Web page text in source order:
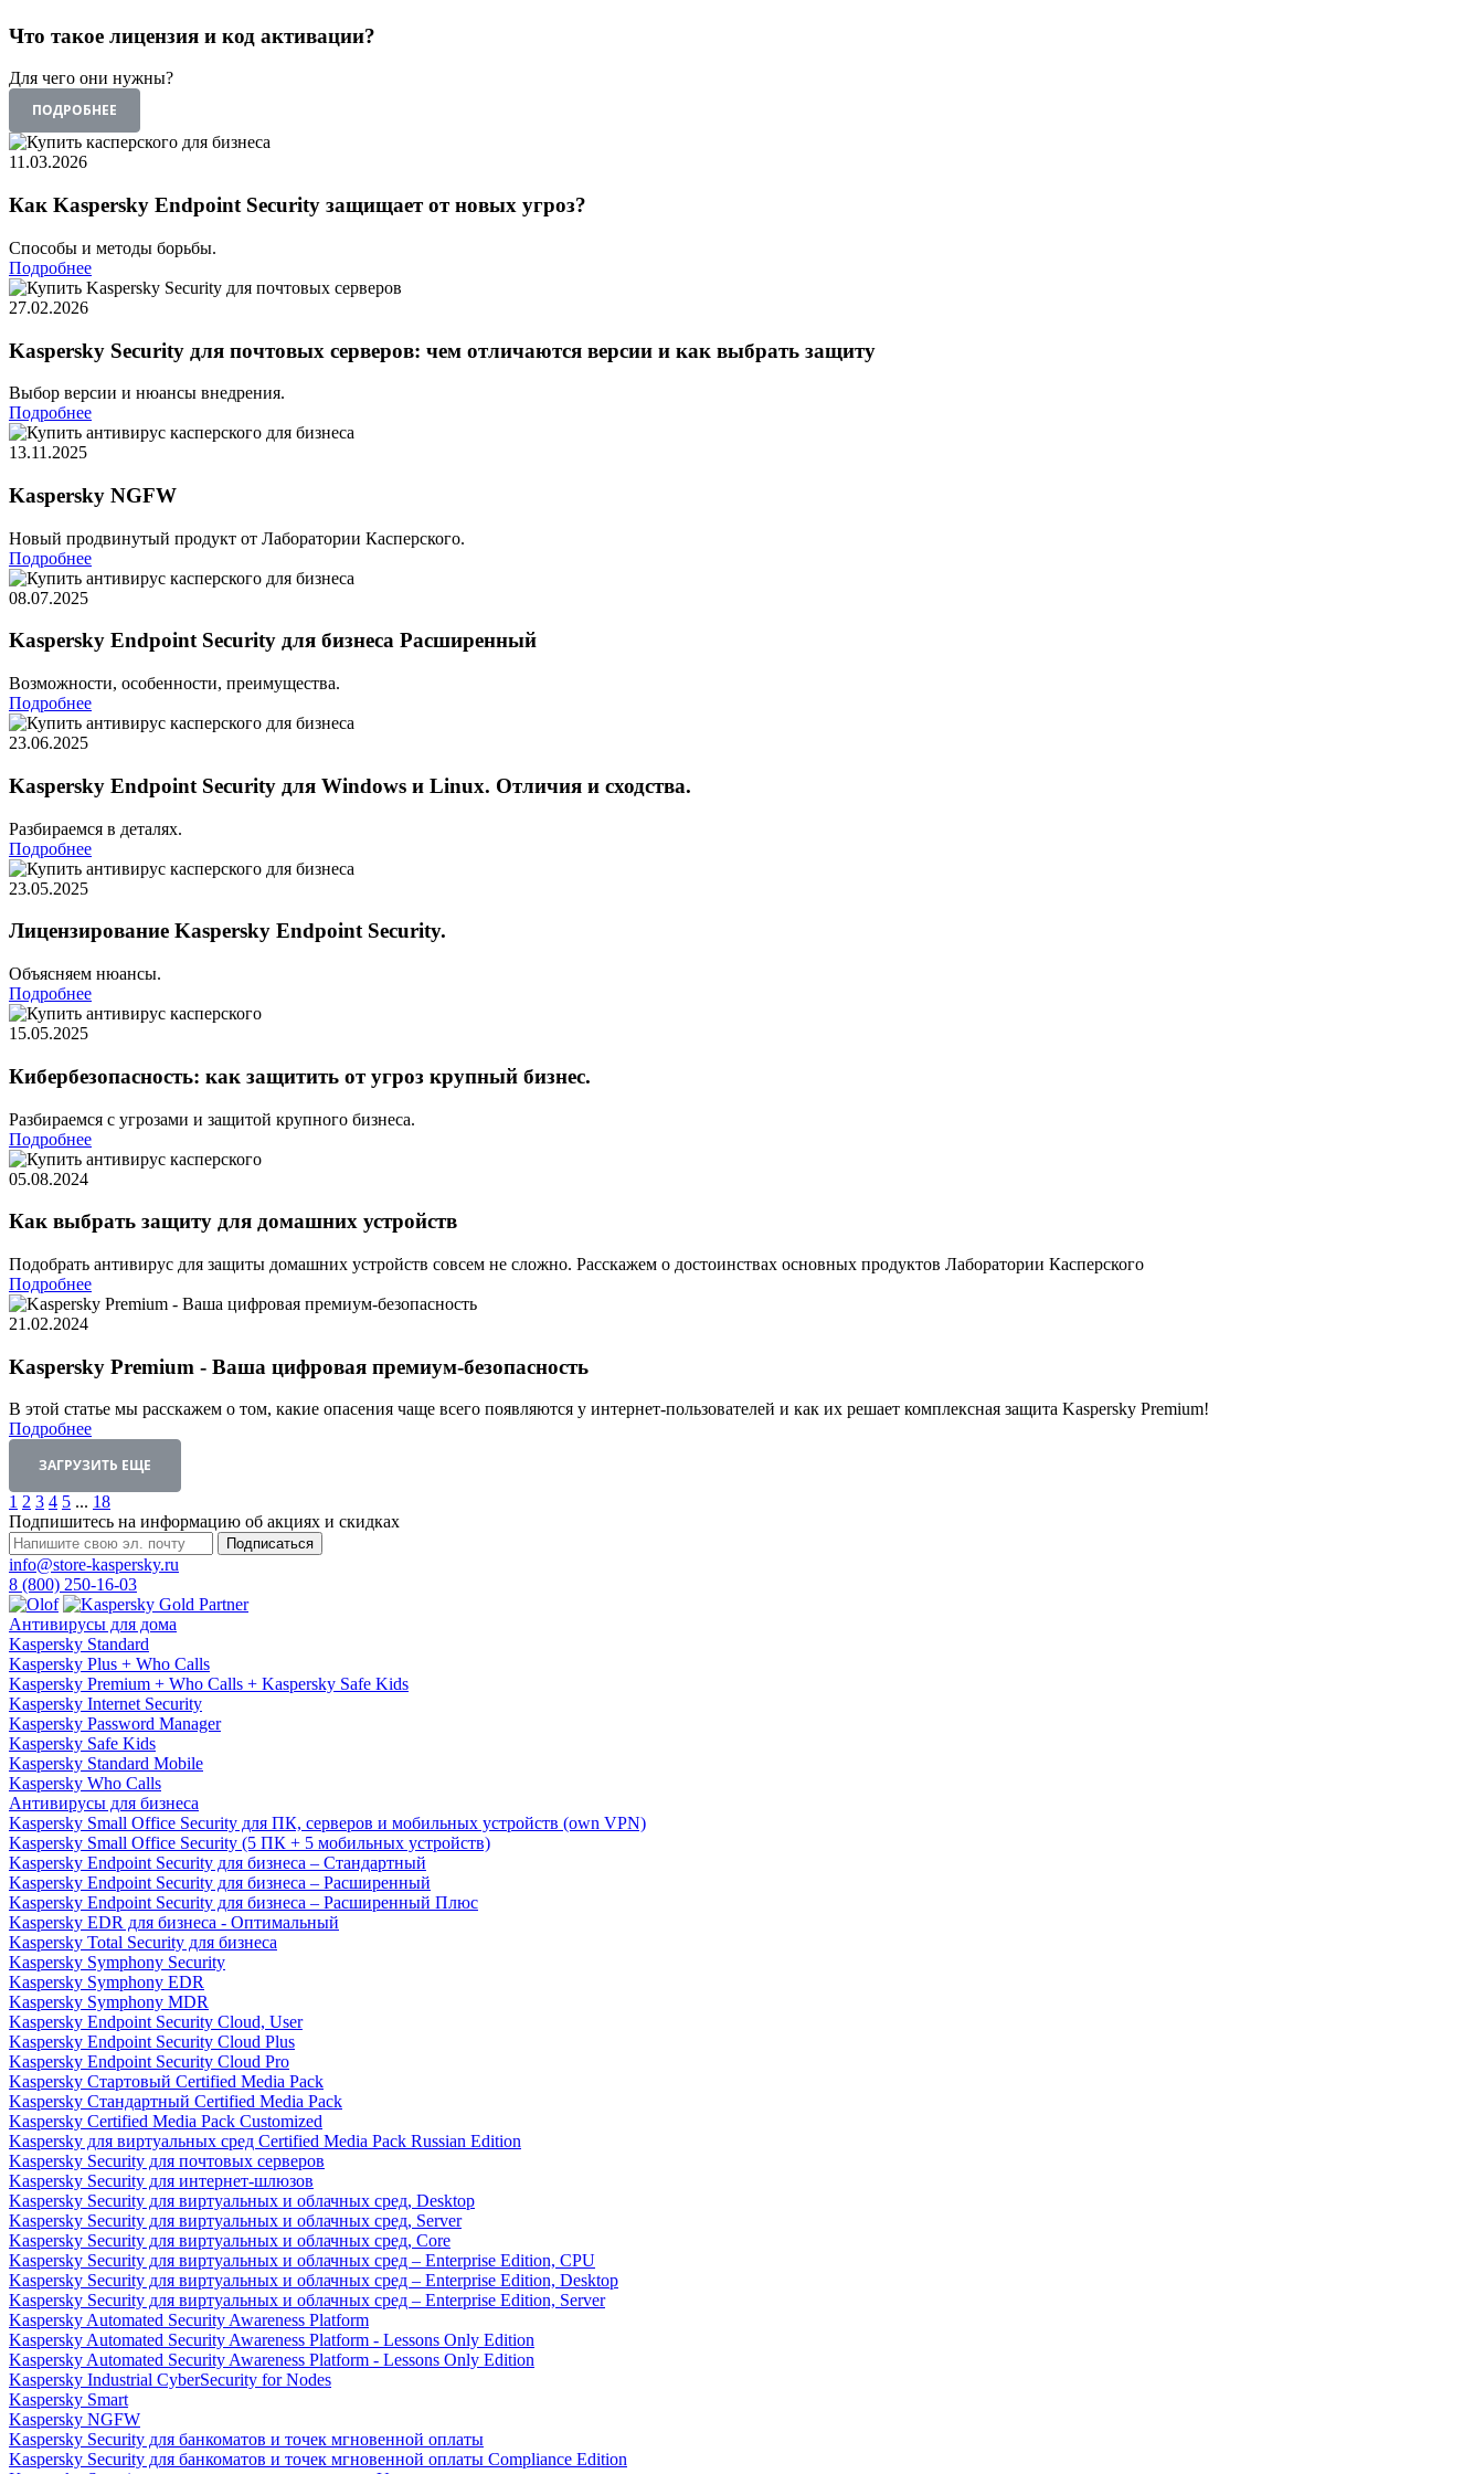
Новости
Оплата
Доставка
Контакты
8
(800)
250-
16-
info@store-
kaspersky.ru
Что такое лицензия и код активации?
Для чего они нужны?
ПОДРОБНЕЕ
11.03.2026
Как Kaspersky Endpoint Security защищает от новых угроз?
Способы и методы борьбы.
Подробнее
27.02.2026
Kaspersky Security для почтовых серверов: чем отличаются версии и как выбрать защиту
Выбор версии и нюансы внедрения.
Подробнее
13.11.2025
Kaspersky NGFW
Новый продвинутый продукт от Лаборатории Касперского.
Подробнее
08.07.2025
Kaspersky Endpoint Security для бизнеса Расширенный
Возможности, особенности, преимущества.
Подробнее
23.06.2025
Kaspersky Endpoint Security для Windows и Linux. Отличия и сходства.
Разбираемся в деталях.
Подробнее
23.05.2025
Лицензирование Kaspersky Endpoint Security.
Объясняем нюансы.
Подробнее
15.05.2025
Кибербезопасность: как защитить от угроз крупный бизнес.
Разбираемся с угрозами и защитой крупного бизнеса.
Подробнее
05.08.2024
Как выбрать защиту для домашних устройств
Подобрать антивирус для защиты домашних устройств совсем не сложно. Расскажем о достоинствах основных продуктов Лаборатории Касперского
Подробнее
21.02.2024
Kaspersky Premium - Ваша цифровая премиум-безопасность
В этой статье мы расскажем о том, какие опасения чаще всего появляются у интернет-пользователей и как их решает комплексная защита Kaspersky Premium!
Подробнее
ЗАГРУЗИТЬ ЕЩЕ
1 2 3 4 5 ... 18
Подпишитесь на информацию об акциях и скидках
Подписаться
info@store-kaspersky.ru
8 (800) 250-16-03
Антивирусы для дома
Kaspersky Standard
Kaspersky Plus + Who Calls
Kaspersky Premium + Who Calls + Kaspersky Safe Kids
Kaspersky Internet Security
Kaspersky Password Manager
Kaspersky Safe Kids
Kaspersky Standard Mobile
Kaspersky Who Calls
Антивирусы для бизнеса
Kaspersky Small Office Security для ПК, серверов и мобильных устройств (own VPN)
Kaspersky Small Office Security (5 ПК + 5 мобильных устройств)
Kaspersky Endpoint Security для бизнеса – Стандартный
Kaspersky Endpoint Security для бизнеса – Расширенный
Kaspersky Endpoint Security для бизнеса – Расширенный Плюс
Kaspersky EDR для бизнеса - Оптимальный
Kaspersky Total Security для бизнеса
Kaspersky Symphony Security
Kaspersky Symphony EDR
Kaspersky Symphony MDR
Kaspersky Endpoint Security Cloud, User
Kaspersky Endpoint Security Cloud Plus
Kaspersky Endpoint Security Cloud Pro
Kaspersky Стартовый Certified Media Pack
Kaspersky Стандартный Certified Media Pack
Kaspersky Certified Media Pack Customized
Kaspersky для виртуальных сред Certified Media Pack Russian Edition
Kaspersky Security для почтовых серверов
Kaspersky Security для интернет-шлюзов
Kaspersky Security для виртуальных и облачных сред, Desktop
Kaspersky Security для виртуальных и облачных сред, Server
Kaspersky Security для виртуальных и облачных сред, Core
Kaspersky Security для виртуальных и облачных сред – Enterprise Edition, CPU
Kaspersky Security для виртуальных и облачных сред – Enterprise Edition, Desktop
Kaspersky Security для виртуальных и облачных сред – Enterprise Edition, Server
Kaspersky Automated Security Awareness Platform
Kaspersky Automated Security Awareness Platform - Lessons Only Edition
Kaspersky Automated Security Awareness Platform - Lessons Only Edition
Kaspersky Industrial CyberSecurity for Nodes
Kaspersky Smart
Kaspersky NGFW
Kaspersky Security для банкоматов и точек мгновенной оплаты
Kaspersky Security для банкоматов и точек мгновенной оплаты Compliance Edition